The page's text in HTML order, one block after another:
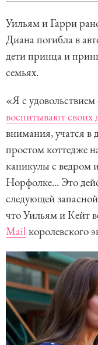
Уильям и Гарри
Диана погибла в
дети принца и
семьях.
«Я с
воспитывают своих
внимания, учатся в
простом коттедже
каникулы с ведром
Норфолке... Это
следующей
что Уильям и Кейт
Mail королевского